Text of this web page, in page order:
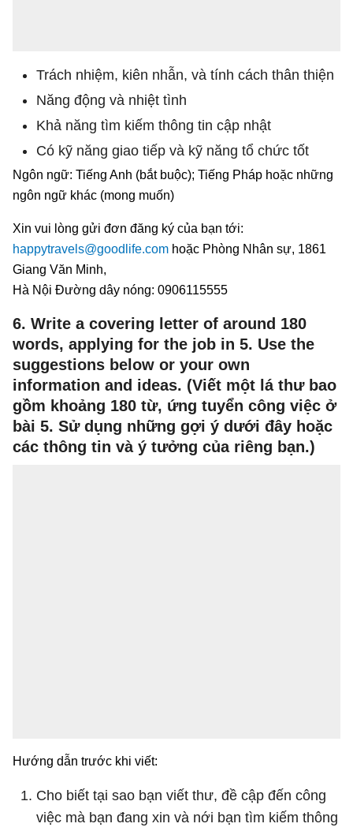
Trách nhiệm, kiên nhẫn, và tính cách thân thiện
Năng động và nhiệt tình
Khả năng tìm kiếm thông tin cập nhật
Có kỹ năng giao tiếp và kỹ năng tổ chức tốt
Ngôn ngữ: Tiếng Anh (bắt buộc); Tiếng Pháp hoặc những
ngôn ngữ khác (mong muốn)
Xin vui lòng gửi đơn đăng ký của bạn tới:
happytravels@goodlife.com hoặc Phòng Nhân sự, 1861
Giang Văn Minh,
Hà Nội Đường dây nóng: 0906115555
6. Write a covering letter of around 180
words, applying for the job in 5. Use the
suggestions below or your own
information and ideas. (Viết một lá thư bao
gồm khoảng 180 từ, ứng tuyển công việc ở
bài 5. Sử dụng những gợi ý dưới đây hoặc
các thông tin và ý tưởng của riêng bạn.)
Hướng dẫn trước khi viết:
Cho biết tại sao bạn viết thư, đề cập đến công
việc mà bạn đang xin và nới bạn tìm kiếm thông